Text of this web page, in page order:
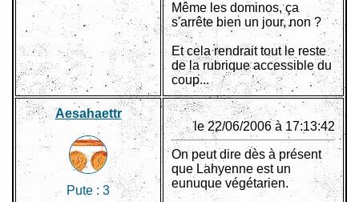
Même les dominos, ça
s'arrête bien un jour, non ?
Et cela rendrait tout le reste
de la rubrique accessible du
coup...
Aesahaettr
Pute : 3
le 22/06/2006 à 17:13:42
On peut dire dès à présent
que Lahyenne est un
eunuque végétarien.